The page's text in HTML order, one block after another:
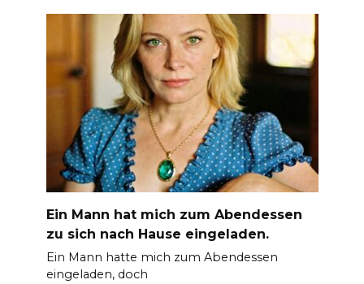
Ein Mann hat mich zum Abendessen
zu sich nach Hause eingeladen.
Ein Mann hatte mich zum Abendessen
eingeladen, doch